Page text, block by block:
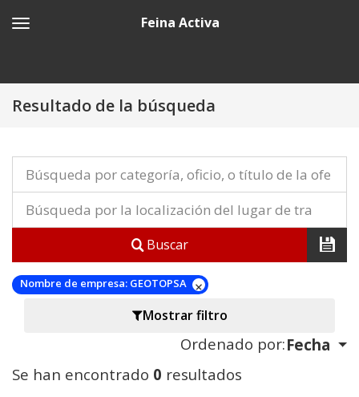
Feina Activa
Resultado de la búsqueda
Buscar
Nombre de empresa: GEOTOPSA
Mostrar filtro
Ordenado por:Fecha
Se han encontrado 0 resultados